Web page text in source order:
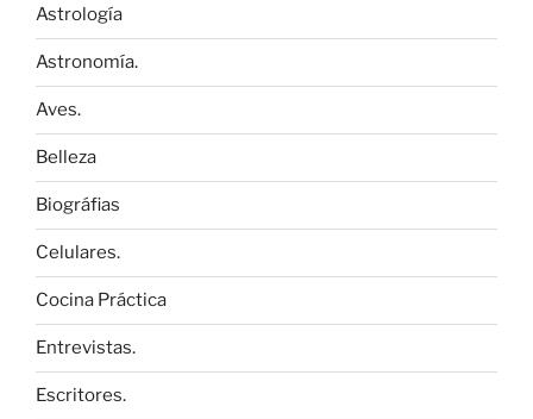
Astrología
Astronomía.
Aves.
Belleza
Biográfias
Celulares.
Cocina Práctica
Entrevistas.
Escritores.